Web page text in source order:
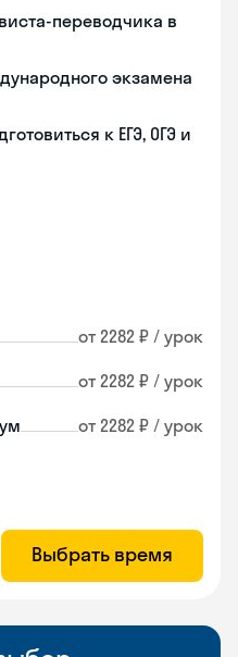
переводчика в
экзамена
к ЕГЭ, ОГЭ и
от 2282 ₽ / урок
от 2282 ₽ / урок
от 2282 ₽ / урок
Выбрать время